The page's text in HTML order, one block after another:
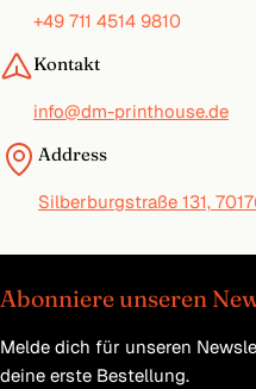
+49 711 4514 9810
Kontakt
info@dm-printhouse.de
Address
Silberburgstraße 131,
Abonniere unseren
Melde dich für unseren
deine erste Bestellung.